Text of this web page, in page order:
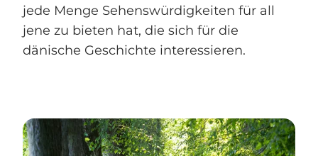
jede Menge Sehenswürdigkeiten für all
jene zu bieten hat, die sich für die
dänische Geschichte interessieren.